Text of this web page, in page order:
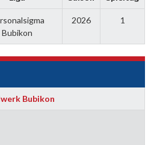
Bubikon
2026 1
Bubikon